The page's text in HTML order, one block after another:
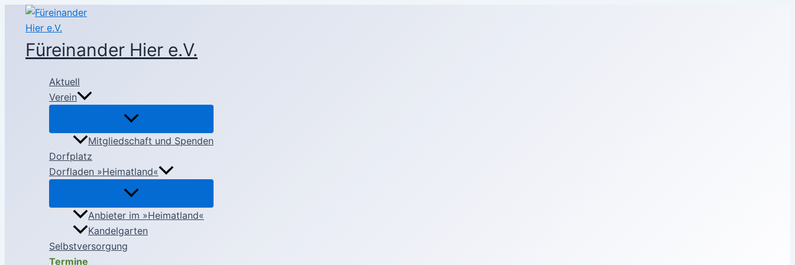
Inhalt
springenFüreinander Hier e.V.
Aktuell
Verein
Mitgliedschaft und Spenden
Dorfplatz
Dorfladen »Heimatland«
Anbieter im »Heimatland«
Kandelgarten
Selbstversorgung
Termine